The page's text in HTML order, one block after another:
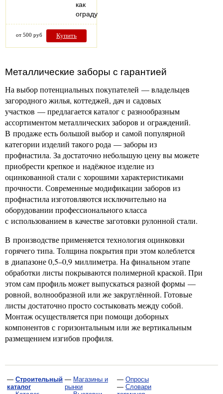
как
ограду…
от 500 руб Купить
Металлические заборы с гарантией
На выбор потенциальных покупателей — владельцев
загородного жилья, коттеджей, дач и садовых
участков — предлагается каталог с разнообразным
ассортиментом металлических заборов и ограждений.
В продаже есть большой выбор и самой популярной
категории изделий такого рода — заборы из
профнастила. За достаточно небольшую цену вы можете
приобрести крепкое и надёжное изделие из
оцинкованной стали с хорошими характеристиками
прочности. Современные модификации заборов из
профнастила изготовляются исключительно на
оборудовании профессионального класса
с использованием в качестве заготовки рулонной стали.
В производстве применяется технология оцинковки
горячего типа. Толщина покрытия при этом колеблется
в диапазоне 0,5–0,9 миллиметра. На финальном этапе
обработки листы покрываются полимерной краской. При
этом сам профиль может выпускаться разной формы —
ровной, волнообразной или же закруглённой. Готовые
листы достаточно просто состыковать между собой.
Монтаж осуществляется при помощи доборных
компонентов с горизонтальным или же вертикальным
размещением изгибов профиля.
— Строительный
каталог
— Магазины и
рынки
— Опросы
— Словари